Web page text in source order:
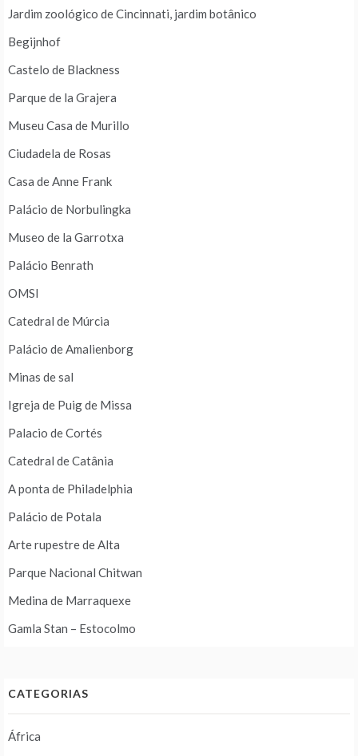
Jardim zoológico de Cincinnati, jardim botânico
Begijnhof
Castelo de Blackness
Parque de la Grajera
Museu Casa de Murillo
Ciudadela de Rosas
Casa de Anne Frank
Palácio de Norbulingka
Museo de la Garrotxa
Palácio Benrath
OMSI
Catedral de Múrcia
Palácio de Amalienborg
Minas de sal
Igreja de Puig de Missa
Palacio de Cortés
Catedral de Catânia
A ponta de Philadelphia
Palácio de Potala
Arte rupestre de Alta
Parque Nacional Chitwan
Medina de Marraquexe
Gamla Stan – Estocolmo
CATEGORIAS
África